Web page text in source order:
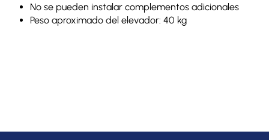
No se pueden instalar complementos adicionales
Peso aproximado del elevador: 40 kg